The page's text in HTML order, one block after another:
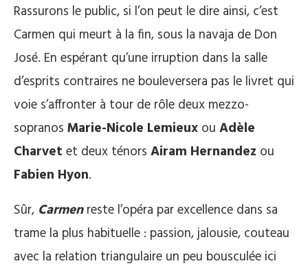
Rassurons le public, si l’on peut le dire ainsi, c’est
Carmen qui meurt à la fin, sous la navaja de Don
José. En espérant qu’une irruption dans la salle
d’esprits contraires ne bouleversera pas le livret qui
voie s’affronter à tour de rôle deux mezzo-
sopranos Marie-Nicole Lemieux ou Adèle
Charvet et deux ténors Airam Hernandez ou
Fabien Hyon.
Sûr, Carmenreste l’opéra par excellence dans sa
trame la plus habituelle : passion, jalousie, couteau
avec la relation triangulaire un peu bousculée ici